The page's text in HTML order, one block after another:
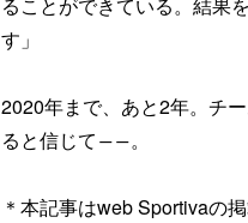
ることができている。結果
す」
2020年まで、あと2年。チ
ると信じて――。
＊本記事はweb Sportivaの